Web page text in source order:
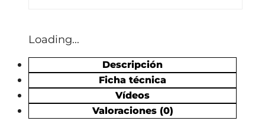
Loading...
Descripción
Ficha técnica
Vídeos
Valoraciones (0)